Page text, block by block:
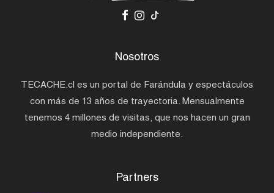
Nosotros
TECACHE.cl es un portal de Farándula y espectáculos
con más de 13 años de trayectoria. Mensualmente
tenemos 4 millones de visitas, que nos hacen un gran
medio independiente.
Partners